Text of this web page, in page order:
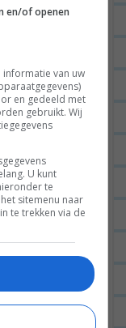
en/of openen
van uw
en gedeeld met
gebruikt. Wij
U kunt
te
sitemenu naar
te trekken via de